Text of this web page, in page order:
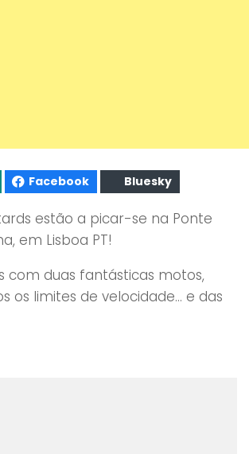
Facebook Bluesky
estão a picar-se na Ponte
em Lisboa PT!
com duas fantásticas motos,
os limites de velocidade… e das